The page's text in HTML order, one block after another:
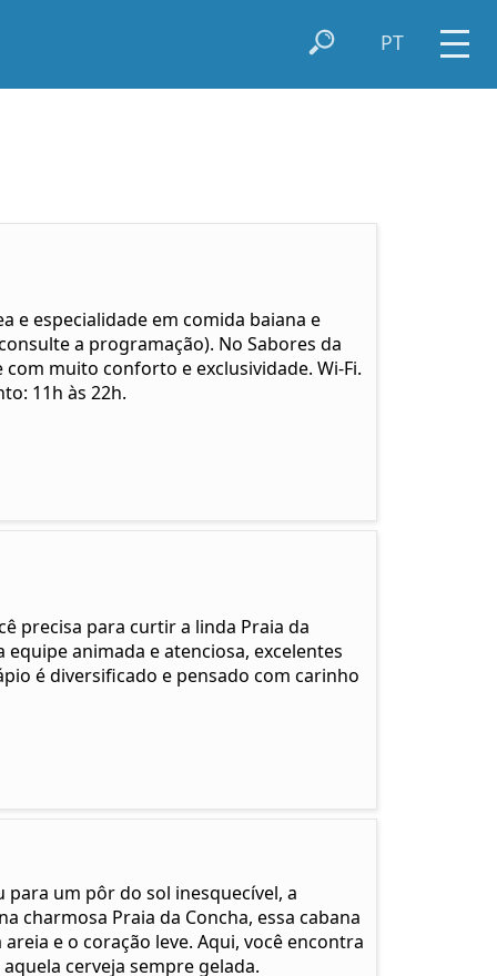
PT
e especialidade em comida baiana e
a programação). No Sabores da
muito conforto e exclusividade. Wi-Fi.
11h às 22h.
precisa para curtir a linda Praia da
animada e atenciosa, excelentes
é diversificado e pensado com carinho
para um pôr do sol inesquecível, a
charmosa Praia da Concha, essa cabana
e o coração leve. Aqui, você encontra
cerveja sempre gelada.